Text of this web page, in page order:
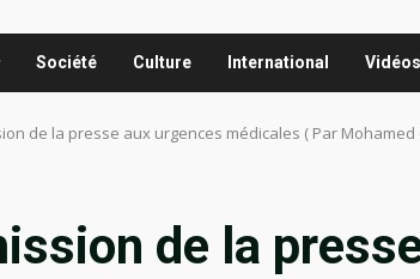
Société Culture International Vidéos
de la presse aux urgences médicales ( Par Mohamed
de la